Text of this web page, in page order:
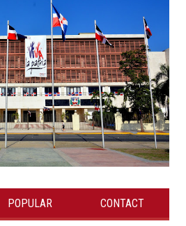
POPULAR CONTACT